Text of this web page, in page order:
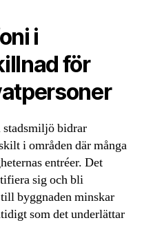
i
för
bidrar
i områden där många
entréer. Det
sig och bli
byggnaden minskar
som det underlättar